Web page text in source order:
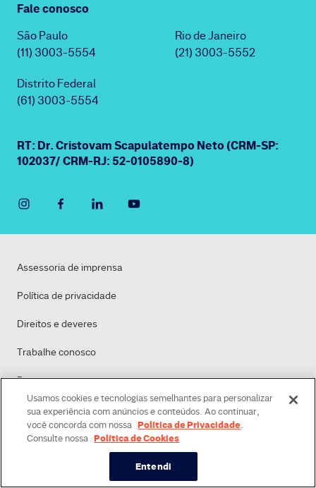
Fale conosco
São Paulo
(11) 3003-5554
Rio de Janeiro
(21) 3003-5552
Distrito Federal
(61) 3003-5554
RT: Dr. Cristovam Scapulatempo Neto (CRM-SP:
102037/ CRM-RJ: 52-0105890-8)
Assessoria de imprensa
Política de privacidade
Direitos e deveres
Trabalhe conosco
Dasa
Política de Cookies
Usamos cookies e tecnologias semelhantes para personalizar
sua experiência com anúncios e conteúdos. Ao continuar,
você concorda com nossa Política de Privacidade.
Consulte nossa Política de Cookies
Entendi